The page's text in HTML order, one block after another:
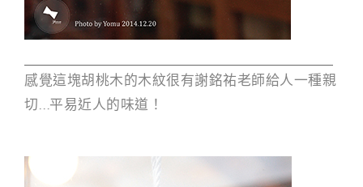
感覺這塊胡桃木的木紋很有謝銘祐老師給人一種親
切…平易近人的味道！